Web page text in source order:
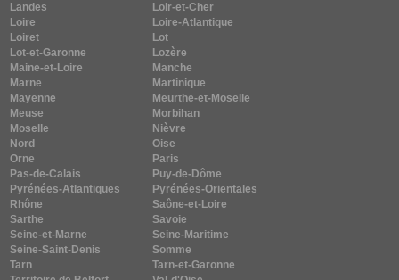
Landes
Loir-et-Cher
Loire
Loire-Atlantique
Loiret
Lot
Lot-et-Garonne
Lozère
Maine-et-Loire
Manche
Marne
Martinique
Mayenne
Meurthe-et-Moselle
Meuse
Morbihan
Moselle
Nièvre
Nord
Oise
Orne
Paris
Pas-de-Calais
Puy-de-Dôme
Pyrénées-Atlantiques
Pyrénées-Orientales
Rhône
Saône-et-Loire
Sarthe
Savoie
Seine-et-Marne
Seine-Maritime
Seine-Saint-Denis
Somme
Tarn
Tarn-et-Garonne